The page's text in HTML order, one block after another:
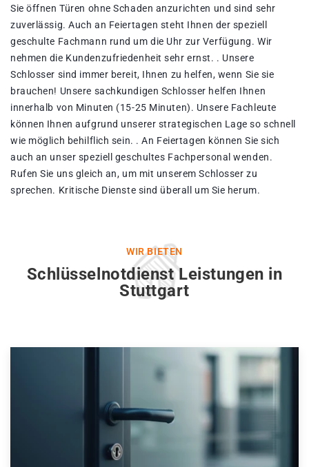
Sie öffnen Türen ohne Schaden anzurichten und sind sehr
zuverlässig. Auch an Feiertagen steht Ihnen der speziell
geschulte Fachmann rund um die Uhr zur Verfügung. Wir
nehmen die Kundenzufriedenheit sehr ernst. . Unsere
Schlosser sind immer bereit, Ihnen zu helfen, wenn Sie sie
brauchen! Unsere sachkundigen Schlosser helfen Ihnen
innerhalb von Minuten (15-25 Minuten). Unsere Fachleute
können Ihnen aufgrund unserer strategischen Lage so schnell
wie möglich behilflich sein. . An Feiertagen können Sie sich
auch an unser speziell geschultes Fachpersonal wenden.
Rufen Sie uns gleich an, um mit unserem Schlosser zu
sprechen. Kritische Dienste sind überall um Sie herum.
WIR BIETEN
Schlüsselnotdienst Leistungen in
Stuttgart